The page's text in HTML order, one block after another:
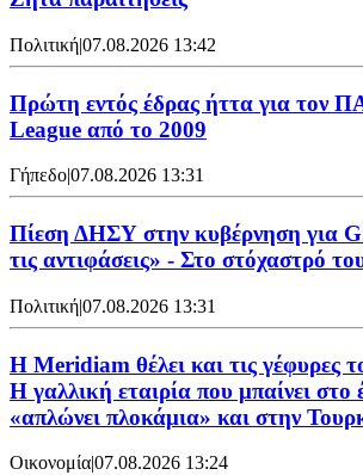
Πολιτική|07.08.2026 13:42
Πρώτη εντός έδρας ήττα για τον
League από το 2009
Γήπεδο07.08.2026 13:31
Πίεση ΔΗΣΥ στην κυβέρνηση για
τις αντιφάσεις» - Στο στόχαστρό
Πολιτική|07.08.2026 13:31
Η Meridiam θέλει και τις γέφυρες
Η γαλλική εταιρία που μπαίνει στο
«απλώνει πλοκάμια» και στην
Οικονομία|07.08.2026 13:24